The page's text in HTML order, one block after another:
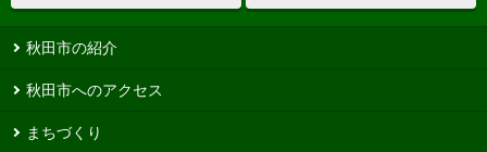
秋田市の紹介
秋田市へのアクセス
まちづくり